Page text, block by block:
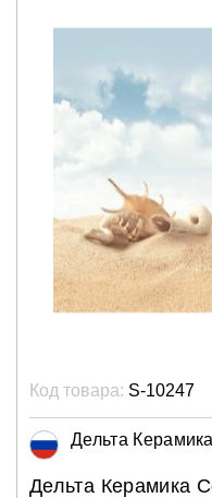
Код товара: S-10247
Дельта
Дельта Керамика